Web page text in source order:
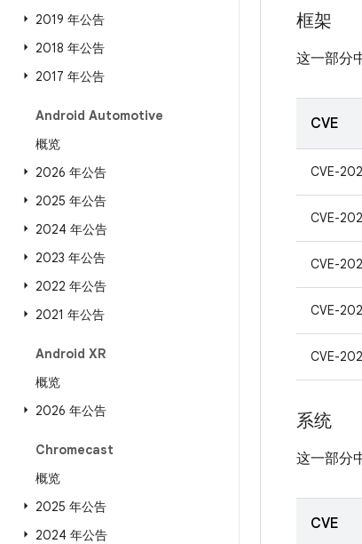
2019 年公告
2018 年公告
2017 年公告
Android Automotive
概览
2026 年公告
2025 年公告
2024 年公告
2023 年公告
2022 年公告
2021 年公告
Android XR
概览
2026 年公告
Chromecast
概览
2025 年公告
2024 年公告
框架
这一部分
CVE
CVE-
CVE-
CVE-
CVE-
CVE-
系统
这一部分
CVE